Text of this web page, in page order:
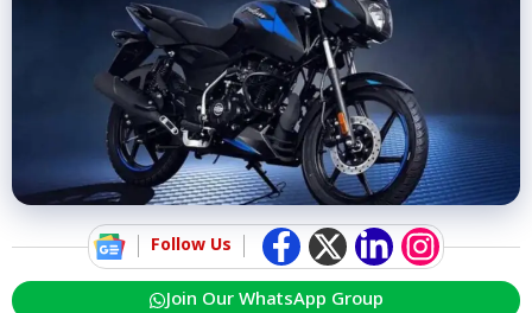
Follow Us
Join Our WhatsApp Group